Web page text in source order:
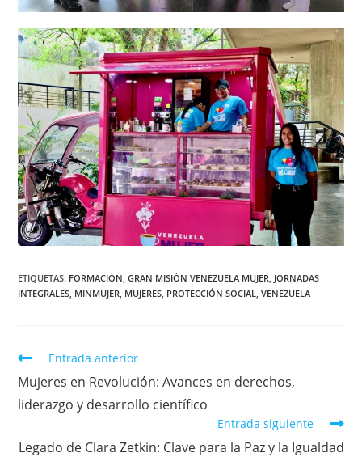
ETIQUETAS: FORMACIÓN, GRAN MISIÓN VENEZUELA MUJER, JORNADAS
INTEGRALES, MINMUJER, MUJERES, PROTECCIÓN SOCIAL, VENEZUELA
Entrada anterior
Mujeres en Revolución: Avances en derechos,
liderazgo y desarrollo científico
Entrada siguiente
Legado de Clara Zetkin: Clave para la Paz y la Igualdad